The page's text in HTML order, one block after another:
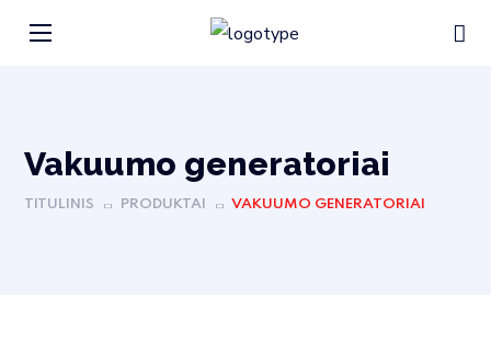
Vakuumo generatoriai
TITULINIS PRODUKTAI VAKUUMO GENERATORIAI